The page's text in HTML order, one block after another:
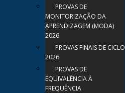
PROVAS DE
MONITORIZAÇÃO DA
APRENDIZAGEM (MODA)
2026
PROVAS FINAIS DE CICLO
2026
PROVAS DE
EQUIVALÊNCIA À
FREQUÊNCIA